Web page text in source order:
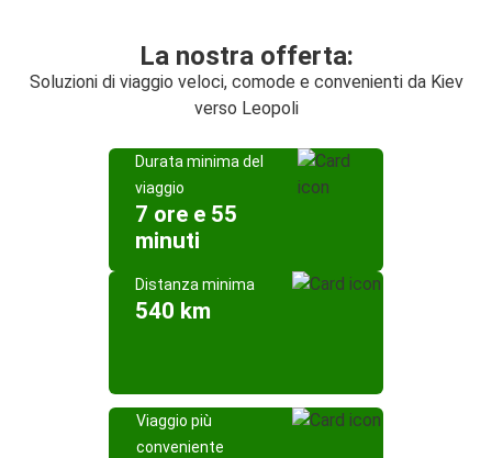
La nostra offerta:
Soluzioni di viaggio veloci, comode e convenienti da Kiev
verso Leopoli
Durata minima del
viaggio
7 ore e 55
minuti
Distanza minima
540 km
Viaggio più
conveniente